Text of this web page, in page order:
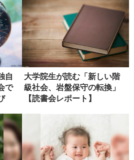
自
で
大学院生が読む「新しい階
級社会、岩盤保守の転換」
【読書会レポート】